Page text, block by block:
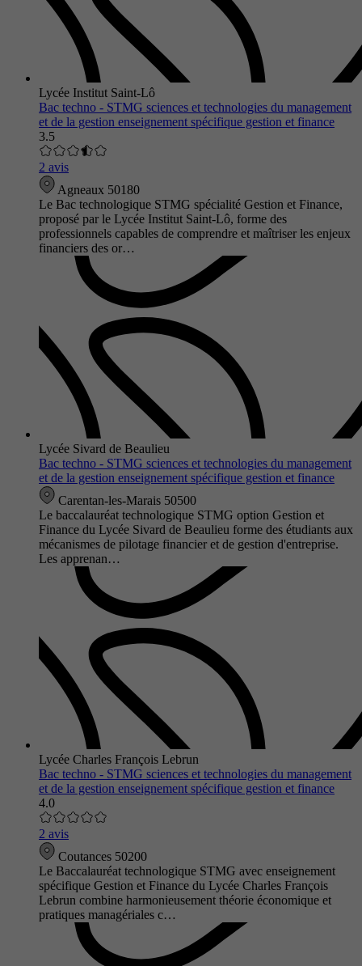
Lycée Institut Saint-Lô
Bac techno - STMG sciences et technologies du management
et de la gestion enseignement spécifique gestion et finance
3.5
2 avis
Agneaux 50180
Le Bac technologique STMG spécialité Gestion et Finance,
proposé par le Lycée Institut Saint-Lô, forme des
professionnels capables de comprendre et maîtriser les enjeux
financiers des or…
Lycée Sivard de Beaulieu
Bac techno - STMG sciences et technologies du management
et de la gestion enseignement spécifique gestion et finance
Carentan-les-Marais 50500
Le baccalauréat technologique STMG option Gestion et
Finance du Lycée Sivard de Beaulieu forme des étudiants aux
mécanismes de pilotage financier et de gestion d'entreprise.
Les apprenan…
Lycée Charles François Lebrun
Bac techno - STMG sciences et technologies du management
et de la gestion enseignement spécifique gestion et finance
4.0
2 avis
Coutances 50200
Le Baccalauréat technologique STMG avec enseignement
spécifique Gestion et Finance du Lycée Charles François
Lebrun combine harmonieusement théorie économique et
pratiques managériales c…